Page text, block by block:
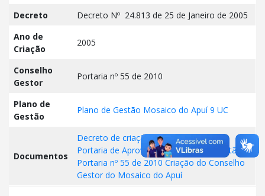
Decreto
Decreto Nº 24.813 de 25 de Janeiro de 2005
Ano de
Criação
2005
Conselho
Gestor
Portaria nº 55 de 2010
Plano de
Gestão
Plano de Gestão Mosaico do Apuí 9 UC
Documentos
Decreto de criação da RDS Barati
Portaria de Aprovação do Plano de Gestão
Portaria nº 55 de 2010 Criação do Conselho
Gestor do Mosaico do Apuí